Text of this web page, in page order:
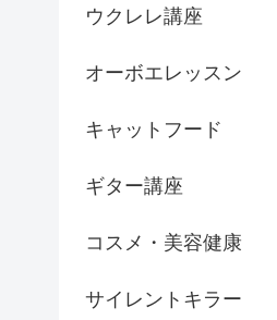
ウクレレ講座
オーボエレッスン
キャットフード
ギター講座
コスメ・美容健康
サイレントキラー